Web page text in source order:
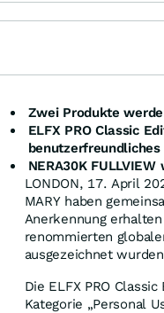
Zwei Produkte
ELFX PRO Classic
benutzerfreundliches
NERA30K
LONDON, 17.April
MARY haben
Anerkennung
renommierten
ausgezeichnet
Die ELFX PRO
Kategorie „Personal